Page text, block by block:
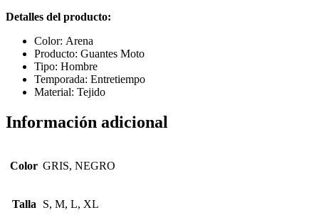
Detalles del producto:
Color: Arena
Producto: Guantes Moto
Tipo: Hombre
Temporada: Entretiempo
Material: Tejido
Información adicional
Color GRIS, NEGRO
Talla S, M, L, XL